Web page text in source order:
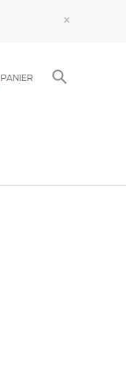
×
PANIER